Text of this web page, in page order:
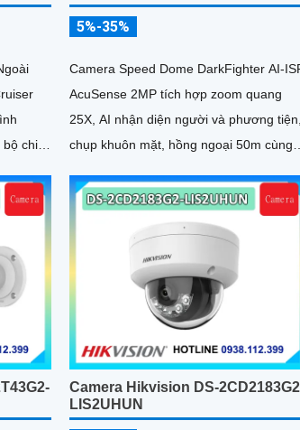
chia
5%-35%
Camera Speed Dome DarkFighter AI-
AcuSense 2MP tích hợp zoom quang
25X, AI nhận diện người và phương tiện,
chụp khuôn mặt, hồng ngoại 50m cùng
hệ thống giám sát chuyên nghiệp
Camera Hikvision DS-
LIS2UHUN